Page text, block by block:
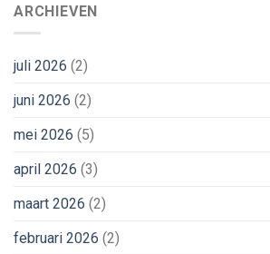
ARCHIEVEN
juli 2026 (2)
juni 2026 (2)
mei 2026 (5)
april 2026 (3)
maart 2026 (2)
februari 2026 (2)